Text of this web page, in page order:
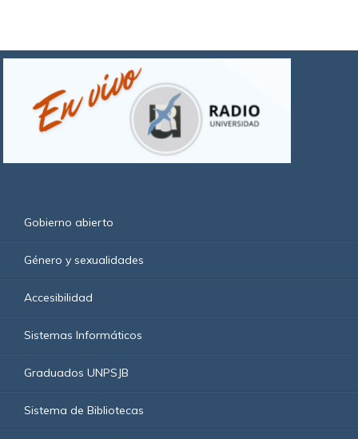
Gobierno abierto
Género y sexualidades
Accesibilidad
Sistemas Informáticos
Graduados UNPSJB
Sistema de Bibliotecas